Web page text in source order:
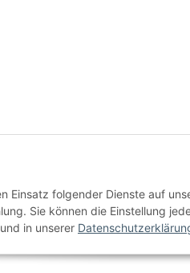
Alle Preise
Einsatz folgender Dienste auf
Sie können die Einstellung
und in unserer